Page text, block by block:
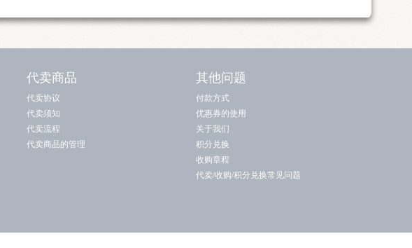
代卖商品
代卖协议
代卖须知
代卖流程
代卖商品的管理
其他问题
付款方式
优惠券的使用
关于我们
积分兑换
收购章程
代卖/收购/积分兑换常见问题